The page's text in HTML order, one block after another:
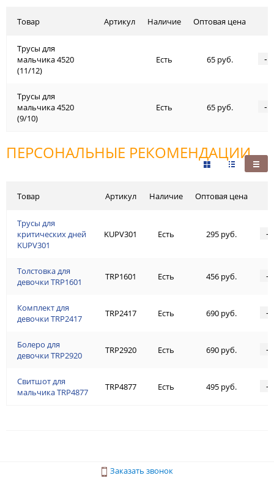
Товар
Трусы для
мальчика 4520
(11/12)
Трусы для
мальчика 4520
(9/10)
Артикул Наличие Оптовая цена
Есть 65 руб. -
Есть 65 руб. -
ПЕРСОНАЛЬНЫЕ РЕКОМЕНДАЦИИ
Товар
Трусы для
критических дней
KUPV301
Толстовка для
девочки TRP1601
Комплект для
девочки TRP2417
Болеро для
девочки TRP2920
Свитшот для
мальчика TRP4877
Артикул Наличие Оптовая цена
KUPV301 Есть 295 руб. -
TRP1601 Есть 456 руб. -
TRP2417 Есть 690 руб. -
TRP2920 Есть 690 руб. -
TRP4877 Есть 495 руб. -
Заказать звонок